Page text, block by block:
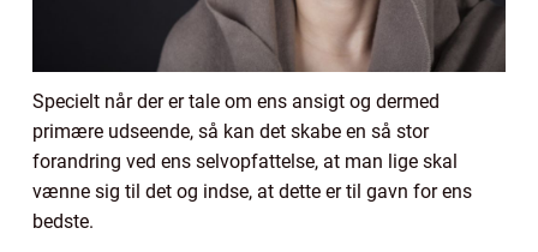
Specielt når der er tale om ens ansigt og dermed
primære udseende, så kan det skabe en så stor
forandring ved ens selvopfattelse, at man lige skal
vænne sig til det og indse, at dette er til gavn for ens
bedste.